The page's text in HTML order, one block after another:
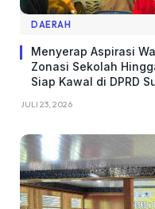
DAERAH
Menyerap Aspirasi
Zonasi Sekolah
Siap Kawal di DPRD
JULI 23, 2026